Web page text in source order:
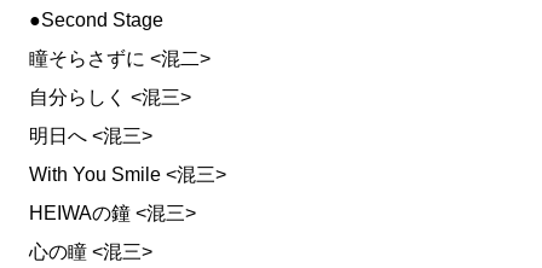
●Second Stage
瞳そらさずに <混二>
自分らしく <混三>
明日へ <混三>
With You Smile <混三>
HEIWAの鐘 <混三>
心の瞳 <混三>